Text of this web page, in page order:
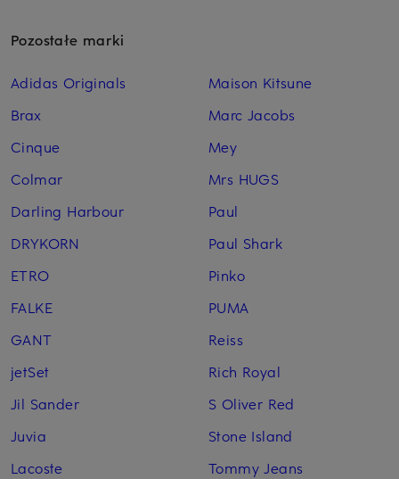
Pozostałe marki
Adidas Originals
Brax
Cinque
Colmar
Darling Harbour
DRYKORN
ETRO
FALKE
GANT
jetSet
Jil Sander
Juvia
Lacoste
Maison Kitsune
Marc Jacobs
Mey
Mrs HUGS
Paul
Paul Shark
Pinko
PUMA
Reiss
Rich Royal
S Oliver Red
Stone Island
Tommy Jeans